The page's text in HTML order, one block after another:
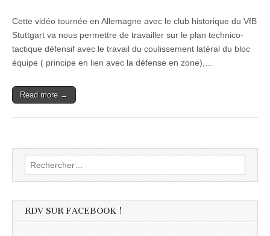
Cette vidéo tournée en Allemagne avec le club historique du VfB
Stuttgart va nous permettre de travailler sur le plan technico-
tactique défensif avec le travail du coulissement latéral du bloc
équipe ( principe en lien avec la défense en zone),…
Read more →
Rechercher :
RDV SUR FACEBOOK !